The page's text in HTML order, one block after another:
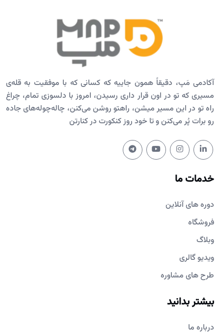
آکادمی مَپ، دقیقاً همون جاییه که کسانی که با موفقیت به قله‌ی
مسیری که تو در اون قرار داری رسیدن، امروز با دلسوزی تمام، چراغ
راه تو در این مسیر میشن، راهتو روشن می‌کنن، چاله‌چوله‌های جاده
رو برات پُر می‌کنن و تا خود روز کنکورت در کنارتن
خدمات ما
دوره های آنلاین
فروشگاه
وبلاگ
ویدیو گالری
طرح های مشاوره
بیشتر بدانید
درباره ما